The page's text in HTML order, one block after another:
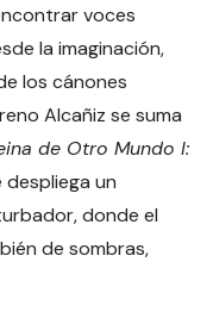
voces
la imaginación,
los cánones
Alcañiz se suma
de Otro Mundo I:
despliega un
donde el
de sombras,